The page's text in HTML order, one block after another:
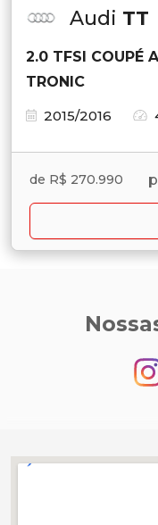
Audi TT
2.0 TFSI COUPÉ
TRONIC
2015/2016
de R$ 270.990